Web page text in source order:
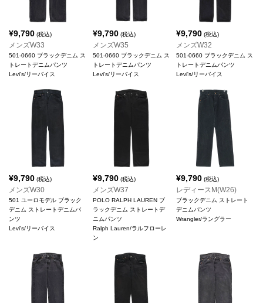
¥9,790 (税込)
メンズW33
501-0660 ブラックデニム ス
トレートデニムパンツ
Levi's/リーバイス
¥9,790(税込)
メンズW35
501-0660 ブラックデニム ス
トレートデニムパンツ
Levi's/リーバイス
¥9,790 (税込)
メンズW32
501-0660 ブラックデニム ス
トレートデニムパンツ
Levi's/リーバイス
¥9,790 (税込)
メンズW30
501 ユーロモデル ブラック
デニム ストレートデニムパ
ンツ
Levi's/リーバイス
¥9,790(税込)
メンズW37
POLO RALPH LAUREN ブ
ラックデニム ストレートデ
ニムパンツ
Ralph Lauren/ラルフローレ
ン
¥9,790 (税込)
レディースM(W26)
ブラックデニム ストレート
デニムパンツ
Wrangler/ラングラー